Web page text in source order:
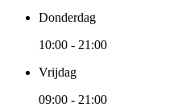
Donderdag
10:00 - 21:00
Vrijdag
09:00 - 21:00